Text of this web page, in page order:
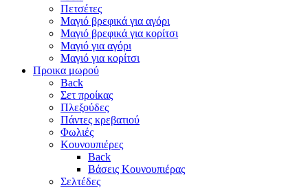
Πετσέτες
Μαγιό βρεφικά για αγόρι
Μαγιό βρεφικά για κορίτσι
Μαγιό για αγόρι
Μαγιό για κορίτσι
Προικα μωρού
Back
Σετ προίκας
Πλεξούδες
Πάντες κρεβατιού
Φωλιές
Κουνουπιέρες
Back
Βάσεις Κουνουπιέρας
Σελτέδες